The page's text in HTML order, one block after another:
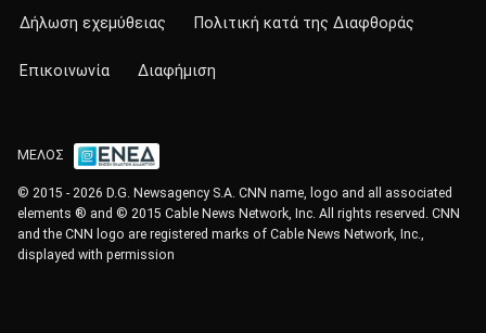
Δήλωση εχεμύθειας Πολιτική κατά της Διαφθοράς
Επικοινωνία Διαφήμιση
ΜΕΛΟΣ
© 2015 - 2026 D.G. Newsagency S.A. CNN name, logo and all associated
elements ® and © 2015 Cable News Network, Inc. All rights reserved. CNN
and the CNN logo are registered marks of Cable News Network, Inc.,
displayed with permission